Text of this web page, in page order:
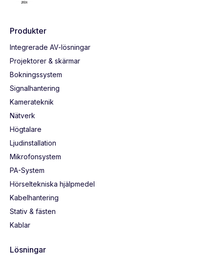
Produkter
Integrerade AV-lösningar
Projektorer & skärmar
Bokningssystem
Signalhantering
Kamerateknik
Nätverk
Högtalare
Ljudinstallation
Mikrofonsystem
PA-System
Hörseltekniska hjälpmedel
Kabelhantering
Stativ & fästen
Kablar
Lösningar